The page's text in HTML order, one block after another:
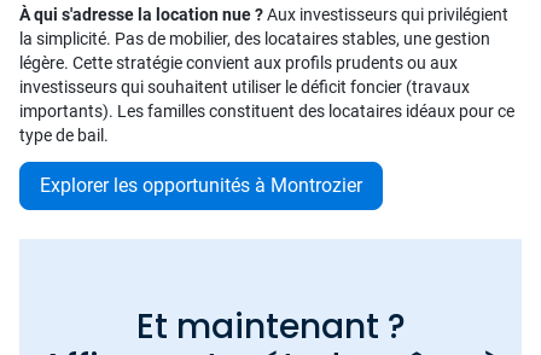
À qui s'adresse la location nue ?Aux investisseurs qui privilégient
la simplicité. Pas de mobilier, des locataires stables, une gestion
légère. Cette stratégie convient aux profils prudents ou aux
investisseurs qui souhaitent utiliser le déficit foncier (travaux
importants). Les familles constituent des locataires idéaux pour ce
type de bail.
Explorer les opportunités à Montrozier
Et maintenant ?